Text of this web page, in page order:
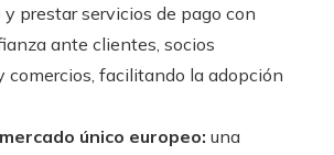
prestar servicios de pago con
ante clientes, socios
comercios, facilitando la adopción
único europeo: una